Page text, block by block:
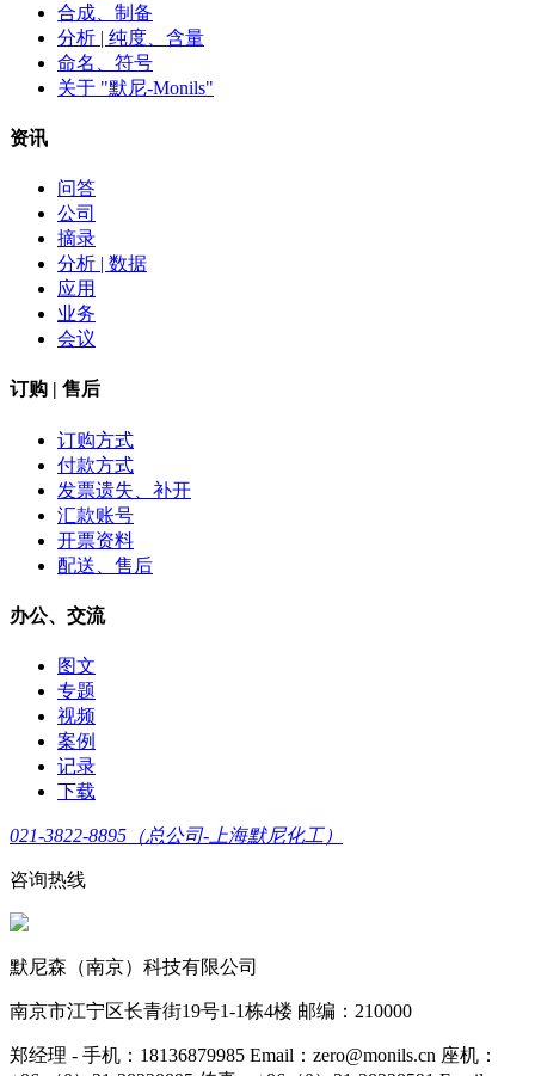
合成、制备
分析 | 纯度、含量
命名、符号
关于 "默尼-Monils"
资讯
问答
公司
摘录
分析 | 数据
应用
业务
会议
订购 | 售后
订购方式
付款方式
发票遗失、补开
汇款账号
开票资料
配送、售后
办公、交流
图文
专题
视频
案例
记录
下载
021-3822-8895（总公司-上海默尼化工）
咨询热线
默尼森（南京）科技有限公司
南京市江宁区长青街19号1-1栋4楼 邮编：210000
郑经理 - 手机：18136879985 Email：zero@monils.cn 座机：